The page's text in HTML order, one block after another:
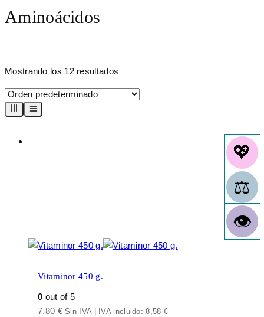
Aminoácidos
Mostrando los 12 resultados
Vitaminor 450 g.
0 out of 5
7,80 € Sin IVA | IVA incluido:8,58 €